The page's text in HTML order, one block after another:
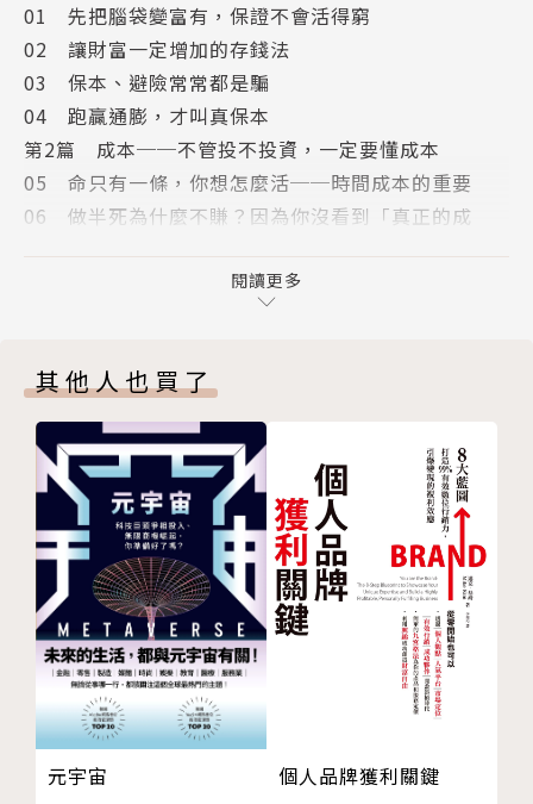
不管你過去有多少理財的陰影，相信透過這本書，大家
好歹會有一點點正確概念。
對每個人而言，創新都很重要！改革自己是為了讓自己
活得好!做一個自己越來越喜歡的人！
◆本書介紹一些基本的商業概念，還有只需要用到小學
生數學的某些數據算法，讓大家更了解金錢心理學以及
◆沒有人能夠肯定自己完全正確，但是如果建立了自己
◆不管是捧什麼樣的飯碗，我們的碗裡要有飯！這世界
上唯一的聚寶盆就是學會「理財」＋「洞澈投資」＋
「看中長期效果這件事」！
作者簡介
吳淡如
臺大法律系學士、臺大中文研究所、臺大EMBA丶上海
中歐國際工商學院碩士、嶽麓書院歷史學博士就讀中。
一個認為「活在這世界上，就要多學一點東西，才不會
虧本」的人，興趣多樣化，人生一定要精彩，不管做什
麼事都很認真，而且企圖達到專業，只要喜歡。對於理
01 先把腦袋變富有，保證不會活得窮
02 讓財富一定增加的存錢法
03 保本、避險常常都是騙
04 跑贏通膨，才叫真保本
第2篇 成本──不管投不投資，一定要懂成本
05 命只有一條，你想怎麼活──時間成本的重要
06 做半死為什麼不賺？因為你沒看到「真正的成
07 不想越節儉越窮？請搞懂固定成本跟變動成本
08 敢嘗試，也敢半途而廢──沉沒成本教你理性選
第3篇 投資──投資概念及股、匯、美金
09 為什麼要長期投資？兩百年歷史告訴你的投資真
理
10 把錢放在真正值得的投資上
11 心臟要有多強才能玩高風險投資
12 慢飆股，長期持有不怕套牢
13 買黃金，請不要超過總資產５％
14 跟著匯率環遊世界
第4篇 房產──買房前該懂的幾件事
15 什麼時候是買房時機？
16 買自住房看樣品屋，請保持理性
17 想投資第二間房子？買雞買豬就是別買馬！
18 女人最需要有自己的房子
閱讀更多
其他人也買了
元宇宙 個人品牌獲利關鍵